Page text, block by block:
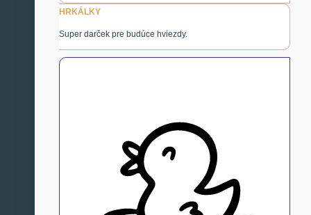
HRKÁLKY
Super darček pre budúce hviezdy.